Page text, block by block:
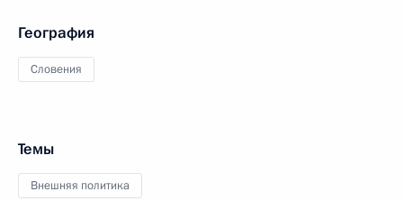
География
Словения
Темы
Внешняя политика